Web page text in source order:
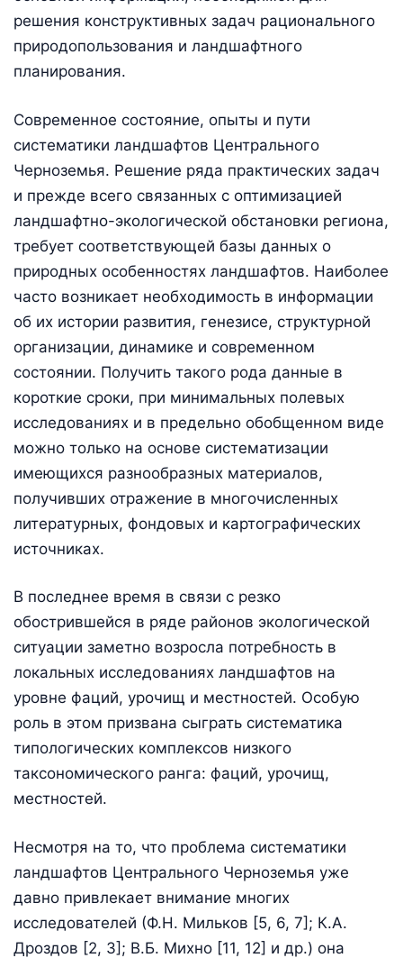
решения конструктивных задач рационального
природопользования и ландшафтного
планирования.
Современное состояние, опыты и пути
систематики ландшафтов Центрального
Черноземья. Решение ряда практических задач
и прежде всего связанных с оптимизацией
ландшафтно-экологической обстановки региона,
требует соответствующей базы данных о
природных особенностях ландшафтов. Наиболее
часто возникает необходимость в информации
об их истории развития, генезисе, структурной
организации, динамике и современном
состоянии. Получить такого рода данные в
короткие сроки, при минимальных полевых
исследованиях и в предельно обобщенном виде
можно только на основе систематизации
имеющихся разнообразных материалов,
получивших отражение в многочисленных
литературных, фондовых и картографических
источниках.
В последнее время в связи с резко
обострившейся в ряде районов экологической
ситуации заметно возросла потребность в
локальных исследованиях ландшафтов на
уровне фаций, урочищ и местностей. Особую
роль в этом призвана сыграть систематика
типологических комплексов низкого
таксономического ранга: фаций, урочищ,
местностей.
Несмотря на то, что проблема систематики
ландшафтов Центрального Черноземья уже
давно привлекает внимание многих
исследователей (Ф.Н. Мильков [5, 6, 7]; К.А.
Дроздов [2, 3]; В.Б. Михно [11, 12] и др.) она